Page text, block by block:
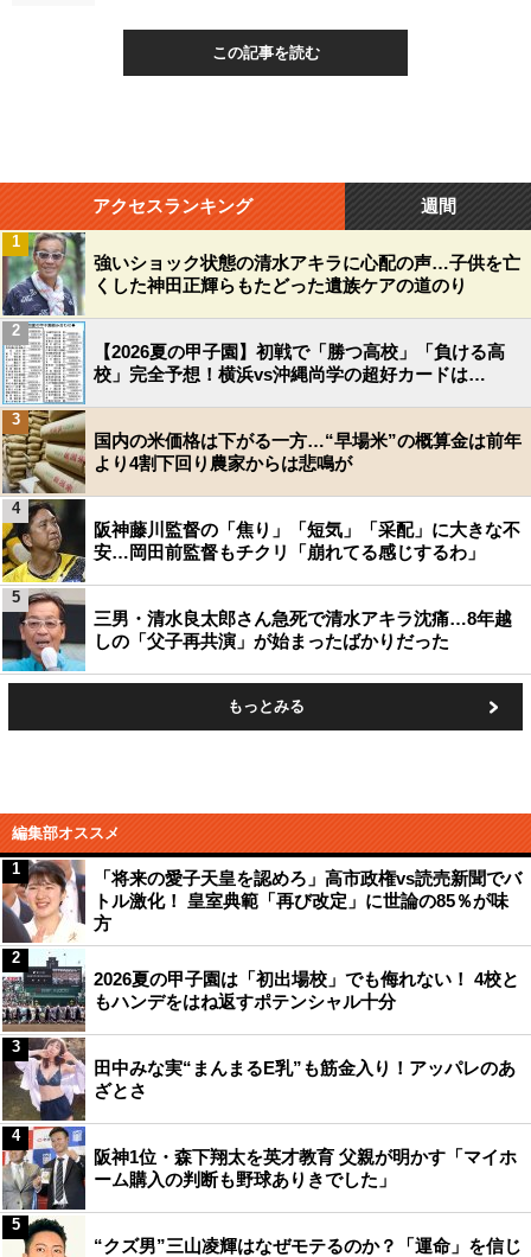
この記事を読む
アクセスランキング 週間
強いショック状態の清水アキラに心配の声…子供を亡
くした神田正輝らもたどった遺族ケアの道のり
1
【2026夏の甲子園】初戦で「勝つ高校」「負ける高
校」完全予想！横浜vs沖縄尚学の超好カードは…
2
国内の米価格は下がる一方…“早場米”の概算金は前年
より4割下回り農家からは悲鳴が
3
阪神藤川監督の「焦り」「短気」「采配」に大きな不
安…岡田前監督もチクリ「崩れてる感じするわ」
4
三男・清水良太郎さん急死で清水アキラ沈痛…8年越
しの「父子再共演」が始まったばかりだった
5
もっとみる
編集部オススメ
「将来の愛子天皇を認めろ」高市政権vs読売新聞でバ
トル激化！ 皇室典範「再び改定」に世論の85％が味
方
1
2026夏の甲子園は「初出場校」でも侮れない！ 4校と
もハンデをはね返すポテンシャル十分
2
田中みな実“まんまるE乳”も筋金入り！アッパレのあ
ざとさ
3
阪神1位・森下翔太を英才教育 父親が明かす「マイホ
ーム購入の判断も野球ありきでした」
4
“クズ男”三山凌輝はなぜモテるのか？「運命」を信じ
5